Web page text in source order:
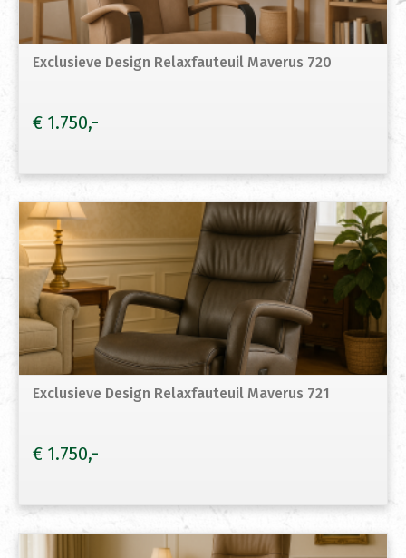
Exclusieve Design Relaxfauteuil Maverus 720
€ 1.750
Exclusieve Design Relaxfauteuil Maverus 721
€ 1.750